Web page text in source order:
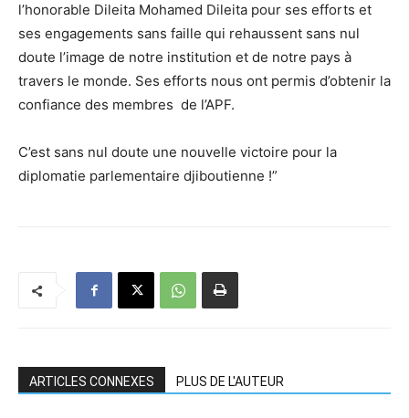
l’honorable Dileita Mohamed Dileita pour ses efforts et
ses engagements sans faille qui rehaussent sans nul
doute l’image de notre institution et de notre pays à
travers le monde. Ses efforts nous ont permis d’obtenir la
confiance des membres de l’APF.
C’est sans nul doute une nouvelle victoire pour la
diplomatie parlementaire djiboutienne !”
ARTICLES CONNEXES PLUS DE L'AUTEUR